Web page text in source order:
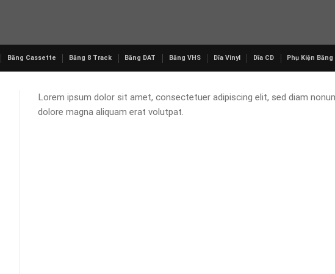
Băng Cassette Băng 8 Track Băng DAT Băng VHS Dĩa Vinyl Dĩa CD Phụ Kiện Băng
Lorem ipsum dolor sit amet, consectetuer adipiscing elit, sed diam
dolore magna aliquam erat volutpat.